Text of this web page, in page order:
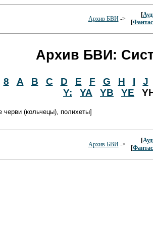
Архив БВИ->
[
[
Архив БВИ:
8 A B C D E F G H I J
Y:
YA YB YE
(кольчецы), полихеты]
Архив БВИ->
[
[